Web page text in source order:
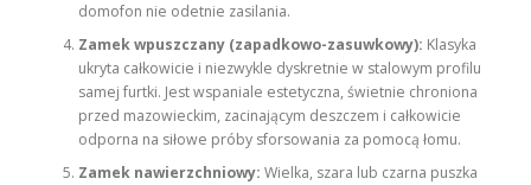
domofon nie odetnie zasilania.
Zamek wpuszczany (zapadkowo-zasuwkowy): Klasyka
ukryta całkowicie i niezwykle dyskretnie w stalowym profilu
samej furtki. Jest wspaniale estetyczna, świetnie chroniona
przed mazowieckim, zacinającym deszczem i całkowicie
odporna na siłowe próby sforsowania za pomocą łomu.
Zamek nawierzchniowy: Wielka, szara lub czarna puszka